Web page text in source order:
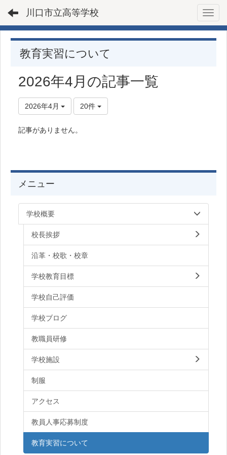
川口市立高等学校
教育実習について
2026年4月の記事一覧
2026年4月 20件
記事がありません。
メニュー
学校概要
校長挨拶
沿革・校歌・校章
学校教育目標
学校自己評価
学校ブログ
教職員研修
学校施設
制服
アクセス
教員人事応募制度
教育実習について